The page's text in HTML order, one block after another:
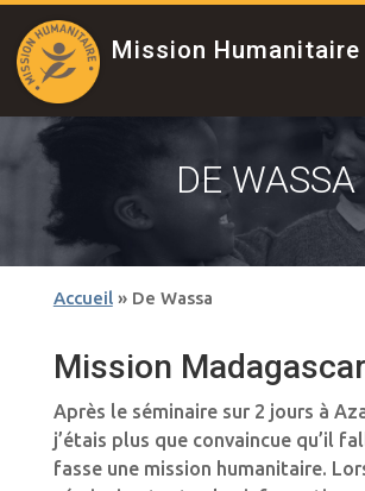
Mission Humanitaire
DE WASSA
Accueil» De Wassa
Mission Madagascar
Après le séminaire sur 2 jours à
j’étais plus que convaincue qu’il
fasse une mission humanitaire.